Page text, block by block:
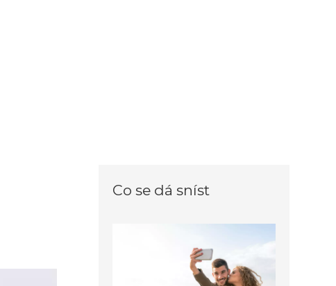
Co se dá sníst